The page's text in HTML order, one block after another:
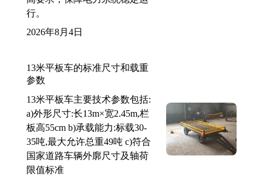
行。
2026年8月4日
13米平板车的标准尺寸和载重
参数
13米平板车主要技术参数包括:
a)外形尺寸:长13m×宽2.45m,栏
板高55cm b)承载能力:标载30-
35吨,最大允许总重49吨 c)符合
国家道路车辆外廓尺寸及轴荷
限值标准